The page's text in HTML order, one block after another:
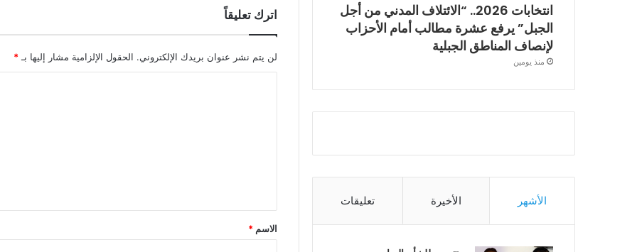
اترك تعليقاً
لن يتم نشر عنوان بريدك الإلكتروني. الحقول الإلزامية مشار إليها بـ*
ق
*
الاسم *
انتخابات 2026.. “الائتلاف المدني من أجل
الجبل” يرفع عشرة مطالب أمام الأحزاب
لإنصاف المناطق الجبلية
منذ يومين
الأشهر الأخيرة تعليقات